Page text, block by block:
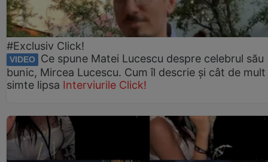
#Exclusiv Click!
VIDEO
Ce spune Matei Lucescu despre celebrul său
bunic, Mircea Lucescu. Cum îl descrie și cât de mult
simte lipsa Interviurile Click!